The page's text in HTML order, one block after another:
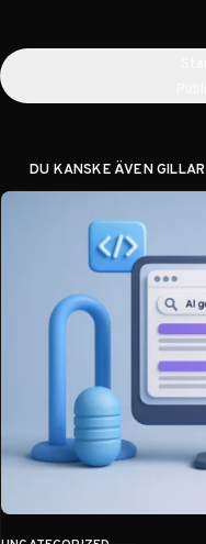
DU KANSKE ÄVEN GILLAR